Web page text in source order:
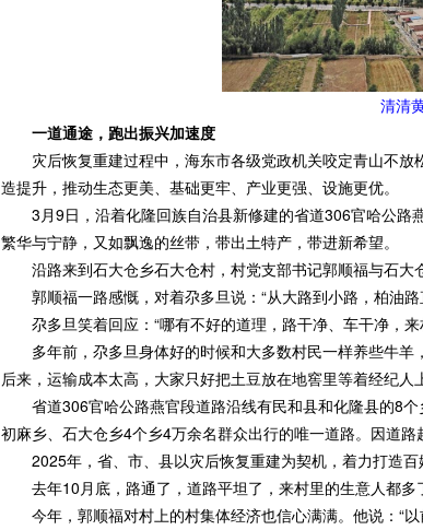
清清
一道通途，跑出振兴加速度
灾后恢复重建过程中，海东市各级党政机关咬定青山不放
造提升，推动生态更美、基础更牢、产业更强、设施更优。
3月9日，沿着化隆回族自治县新修建的省道306官哈公路
繁华与宁静，又如飘逸的丝带，带出土特产，带进新希望。
沿路来到石大仓乡石大仓村，村党支部书记郭顺福与石大
郭顺福一路感慨，对着尕多旦说：“从大路到小路，柏油路
尕多旦笑着回应：“哪有不好的道理，路干净、车干净，来
多年前，尕多旦身体好的时候和大多数村民一样养些牛羊
后来，运输成本太高，大家只好把土豆放在地窖里等着经纪人
省道306官哈公路燕官段道路沿线有民和县和化隆县的8个
初麻乡、石大仓乡4个乡4万余名群众出行的唯一道路。因道
2025年，省、市、县以灾后恢复重建为契机，着力打造百
去年10月底，路通了，道路平坦了，来村里的生意人都多
今年，郭顺福对村上的村集体经济也信心满满。他说：“以